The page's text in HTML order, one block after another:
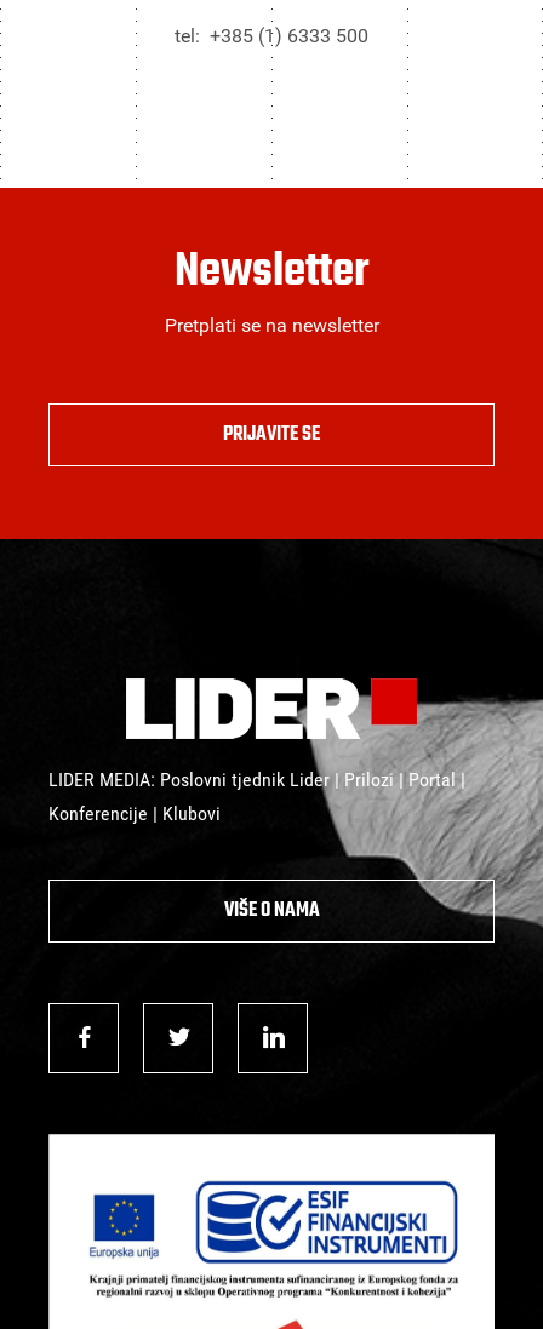
tel: +385 (1) 6333 500
Newsletter
Pretplati se na newsletter
PRIJAVITE SE
LIDER MEDIA: Poslovni tjednik Lider | Prilozi | Portal |
Konferencije | Klubovi
VIŠE O NAMA